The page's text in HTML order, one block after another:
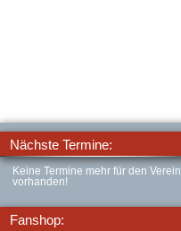
Nächste Termine:
Keine Termine mehr für den Verein
vorhanden!
Fanshop: